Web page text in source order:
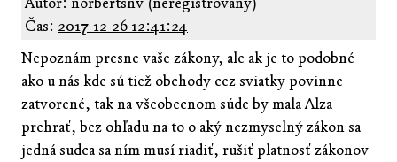
Čas: 2017-12-26 12:41:24
Nepoznám presne vaše zákony, ale ak je to podobné
ako u nás kde sú tiež obchody cez sviatky povinne
zatvorené, tak na všeobecnom súde by mala Alza
prehrať, bez ohľadu na to o aký nezmyselný zákon sa
jedná sudca sa ním musí riadiť, rušiť platnosť zákonov